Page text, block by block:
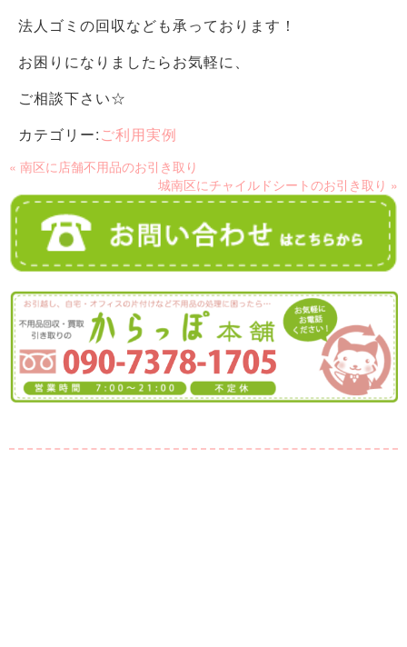
法人ゴミの回収なども承っております！
お困りになりましたらお気軽に、
ご相談下さい☆
カテゴリー:ご利用実例
« 南区に店舗不用品のお引き取り
城南区にチャイルドシートのお引き取り »